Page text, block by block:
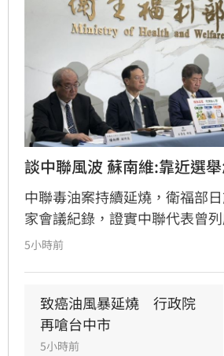
談中聯風波 蘇南維:靠近選
中聯毒油案持續延燒，衛福部
家會議紀錄，證實中聯代表曾
疑，與會的台大教授蘇南維還原
演變為政治議題，並解釋當初
準」是基於營養標示的務實考
正）
5小時前
致癌油風暴延燒　行政院
再嗆台中市
5小時前